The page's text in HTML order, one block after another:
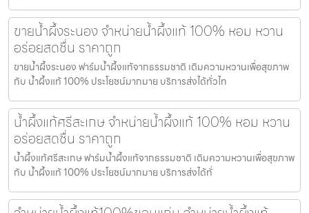
ขายน้ำผึ้งระนอง จำหน่ายน้ำผึ้งแท้ 100% หอม หวาน
อร่อยสดชื่น ราคาถูก
ขายน้ำผึ้งระนอง ฟาร์มน้ำผึ้งแท้จากธรรมชาติ เติมความหวานเพื่อสุขภาพ
กับ น้ำผึ้งแท้ 100% ประโยชน์มากมาย บริการส่งได้ทั่วไท
น้ำผึ้งแท้ศรีสะเกษ จำหน่ายน้ำผึ้งแท้ 100% หอม หวาน
อร่อยสดชื่น ราคาถูก
น้ำผึ้งแท้ศรีสะเกษ ฟาร์มน้ำผึ้งแท้จากธรรมชาติ เติมความหวานเพื่อสุขภาพ
กับ น้ำผึ้งแท้ 100% ประโยชน์มากมาย บริการส่งได้ทั่